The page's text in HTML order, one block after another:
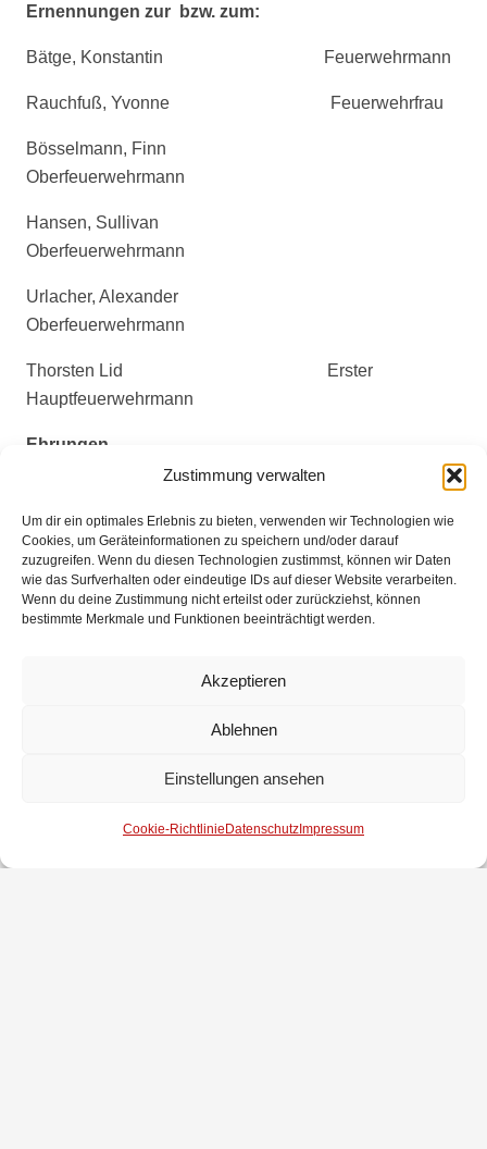
Zustimmung verwalten
Um dir ein optimales Erlebnis zu bieten, verwenden wir Technologien wie
Cookies, um Geräteinformationen zu speichern und/oder darauf
zuzugreifen. Wenn du diesen Technologien zustimmst, können wir Daten
wie das Surfverhalten oder eindeutige IDs auf dieser Website verarbeiten.
Wenn du deine Zustimmung nicht erteilst oder zurückziehst, können
bestimmte Merkmale und Funktionen beeinträchtigt werden.
Akzeptieren
Ablehnen
Einstellungen ansehen
Cookie-Richtlinie Datenschutz Impressum
Ernennungen zur bzw. zum:
Bätge, Konstantin Feuerwehrmann
Rauchfuß, Yvonne Feuerwehrfrau
Bösselmann, Finn
Oberfeuerwehrmann
Hansen, Sullivan
Oberfeuerwehrmann
Urlacher, Alexander
Oberfeuerwehrmann
Thorsten Lid Erster
Hauptfeuerwehrmann
Ehrungen
Andreas Bösselmann 40- jährige
Dienstzeit
Jens Bösselmann 40- jährige
Dienstzeit
langjährige Mitgliedschaft
Werner Kolweyh 50- jährige